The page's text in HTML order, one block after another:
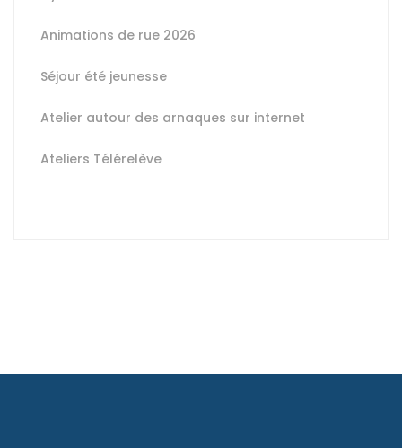
Animations de rue 2026
Séjour été jeunesse
Atelier autour des arnaques sur internet
Ateliers Télérelève